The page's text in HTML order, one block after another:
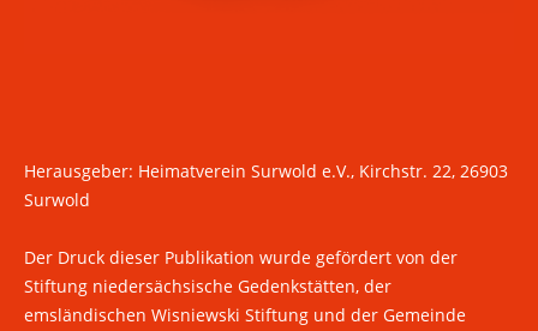
Herausgeber: Heimatverein Surwold e.V., Kirchstr. 22, 26903
Surwold
Der Druck dieser Publikation wurde gefördert von der
Stiftung niedersächsische Gedenkstätten, der
emsländischen Wisniewski Stiftung und der Gemeinde